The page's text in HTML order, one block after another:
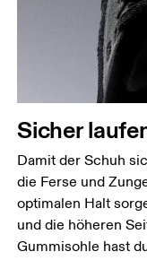
Sicher
Damit der Schuh
die Ferse und
optimalen Halt
und die höheren
Gummisohle hast